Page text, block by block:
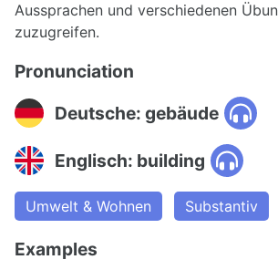
Aussprachen und verschiedenen
zuzugreifen.
Pronunciation
Deutsche: gebäude
Englisch: building
Umwelt & Wohnen Substantiv
Examples